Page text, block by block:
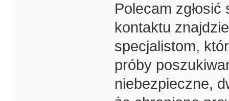
Polecam
kontaktu
specjalistom,
próby
niebezpieczne,